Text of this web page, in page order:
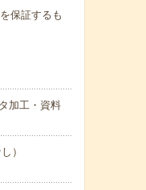
保証するも
加工・資料
なし）